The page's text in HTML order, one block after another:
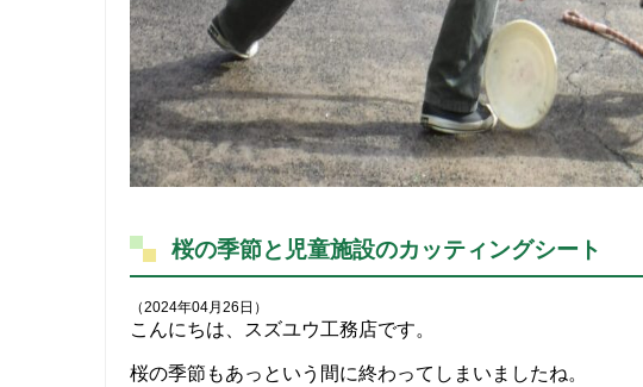
桜の季節と児童施設のカッティングシート
（2024年04月26日）
こんにちは、スズユウ工務店です。
桜の季節もあっという間に終わってしまいましたね。